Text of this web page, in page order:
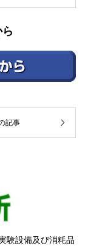
記事
験設備及び消粍品